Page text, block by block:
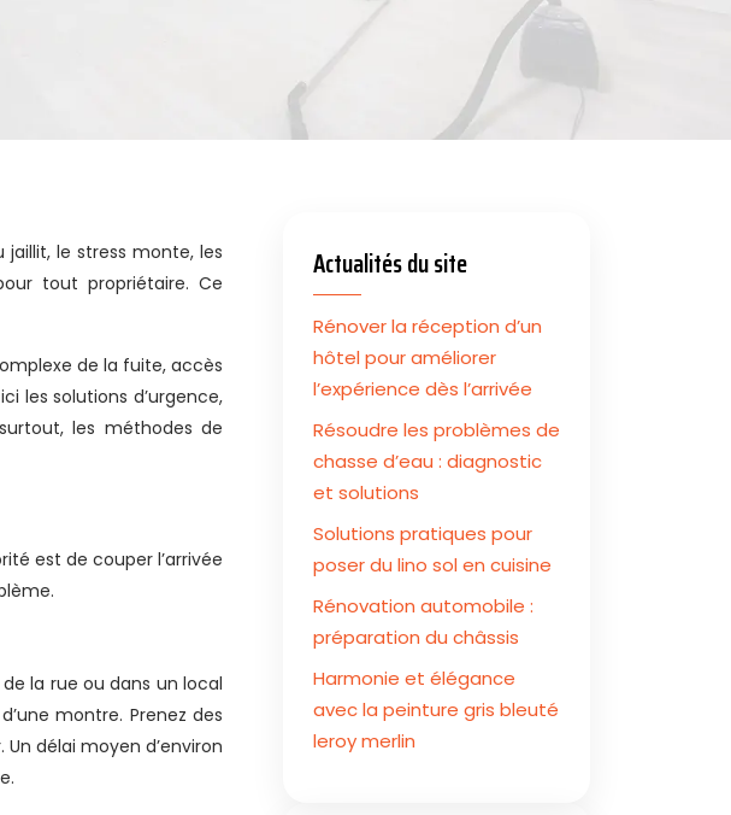
tout propriétaire. Ce
de la fuite, accès
les solutions d’urgence,
les méthodes de
est de couper l’arrivée
la rue ou dans un local
montre. Prenez des
délai moyen d’environ
Actualités du site
Rénover la réception d’un
hôtel pour améliorer
l’expérience dès l’arrivée
Résoudre les problèmes de
chasse d’eau : diagnostic
et solutions
Solutions pratiques pour
poser du lino sol en cuisine
Rénovation automobile :
préparation du châssis
Harmonie et élégance
avec la peinture gris bleuté
leroy merlin